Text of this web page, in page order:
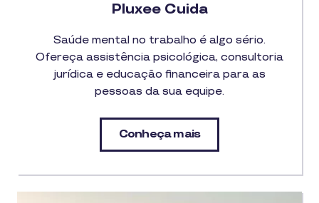
Pluxee Cuida
Saúde mental no trabalho é algo sério.
Ofereça assistência psicológica, consultoria
jurídica e educação financeira para as
pessoas da sua equipe.
Conheça mais